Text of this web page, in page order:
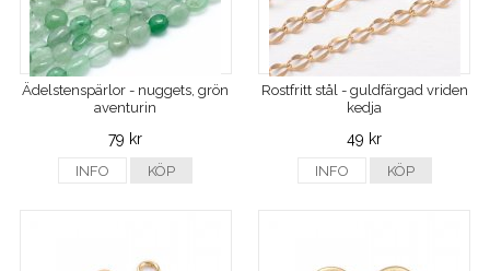
Ädelstenspärlor - nuggets, grön
aventurin
79 kr
INFO KÖP
Rostfritt stål - guldfärgad vriden
kedja
49 kr
INFO KÖP